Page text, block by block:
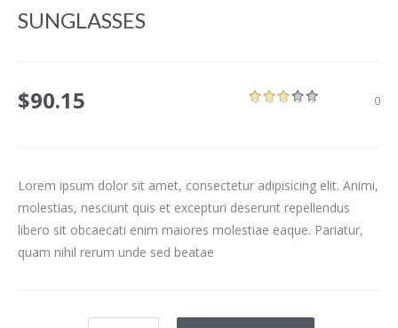
SUNGLASSES
$90.15 1 2 3 4 5 0
Lorem ipsum dolor sit amet, consectetur adipisicing elit. Animi,
molestias, nesciunt quis et excepturi deserunt repellendus
libero sit obcaecati enim maiores molestiae eaque. Pariatur,
quam nihil rerum unde sed beatae